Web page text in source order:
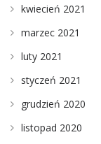
kwiecień 2021
marzec 2021
luty 2021
styczeń 2021
grudzień 2020
listopad 2020